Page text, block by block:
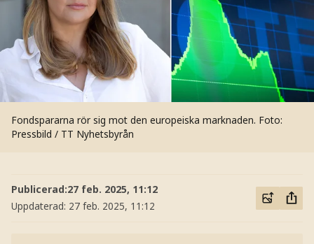
Fondspararna rör sig mot den europeiska marknaden. Foto:
Pressbild / TT Nyhetsbyrån
Publicerad:27 feb. 2025, 11:12
Uppdaterad: 27 feb. 2025, 11:12